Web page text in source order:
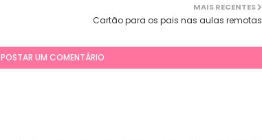
MAIS RECENTES
Cartão para os pais nas aulas remotas
POSTAR UM COMENTÁRIO